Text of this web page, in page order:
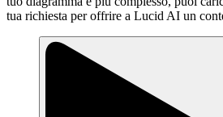
tua richiesta per offrire a Lucid AI un